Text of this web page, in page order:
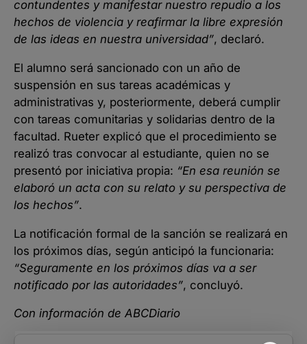
contundentes y manifestar nuestro repudio a los
hechos de violencia y reafirmar la libre expresión
de las ideas en nuestra universidad”, declaró.
El alumno será sancionado con un año de
suspensión en sus tareas académicas y
administrativas y, posteriormente, deberá cumplir
con tareas comunitarias y solidarias dentro de la
facultad. Rueter explicó que el procedimiento se
realizó tras convocar al estudiante, quien no se
presentó por iniciativa propia: “En esa reunión se
elaboró un acta con su relato y su perspectiva de
los hechos”.
La notificación formal de la sanción se realizará en
los próximos días, según anticipó la funcionaria:
“Seguramente en los próximos días va a ser
notificado por las autoridades”, concluyó.
Con información de ABCDiario